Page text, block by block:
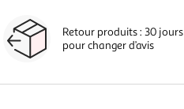
Retour produits : 30 jours
pour changer d’avis